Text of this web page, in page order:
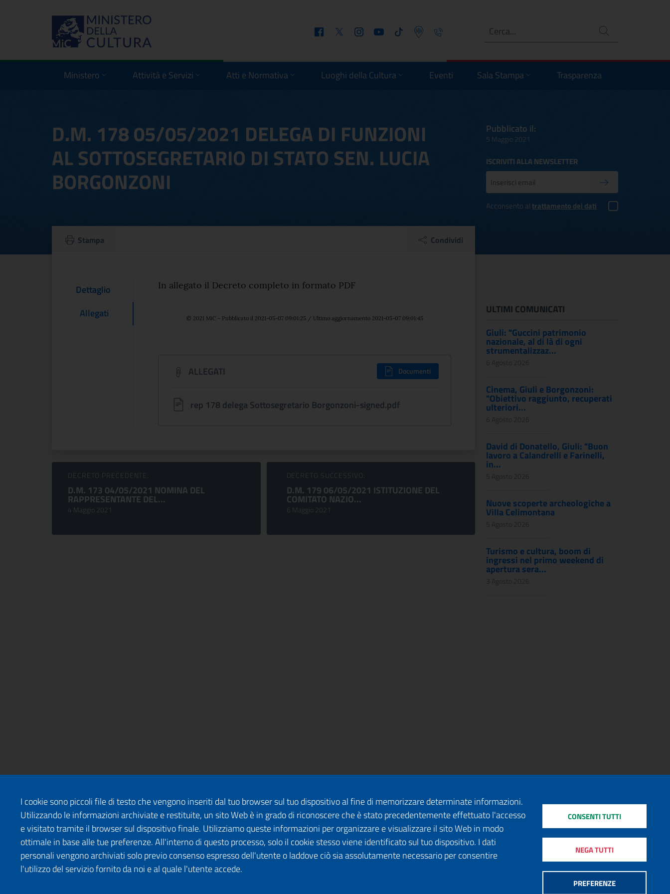
FacebookTwitter InstagramYoutube Tiktok Podcast Telefono Ricerca
Ministero Attività e Servizi Atti e Normativa Luoghi della Cultura Eventi Sala Stampa Trasparenza
D.M. 178 05/05/2021 DELEGA DI FUNZIONI
AL SOTTOSEGRETARIO DI STATO SEN. LUCIA
BORGONZONI
Pubblicato il:
5 Maggio 2021
ISCRIVITI ALLA NEWSLETTER
Conferma iscrizione
Acconsento altrattamento dei dati
D.M. 178 05/05/2021 DELEGA DI FUNZIONI AL
Stampa Condividi
Contenuto Del
Dettaglio
Allegati
Testo del comunicato
In allegato il Decreto completo in formato PDF
© 2021 MiC - Pubblicato il 2021-05-07 09:01:25 / Ultimo aggiornamento 2021-05-07 09:01:45
ALLEGATI Documenti
rep 178 delega Sottosegretario Borgonzoni-signed.pdf
Sfoglia comunicati
DECRETO PRECEDENTE:
D.M. 173 04/05/2021 NOMINA DEL
RAPPRESENTANTE DEL...
4 Maggio 2021
DECRETO SUCCESSIVO:
D.M. 179 06/05/2021 ISTITUZIONE DEL
COMITATO NAZIO...
6 Maggio 2021
ULTIMI COMUNICATI
Giuli: "Guccini patrimonio
nazionale, al di là di ogni
strumentalizzaz...
6 Agosto 2026
Cinema, Giuli e Borgonzoni:
"Obiettivo raggiunto, recuperati
ulteriori...
6 Agosto 2026
David di Donatello, Giuli: "Buon
lavoro a Calandrelli e Farinelli,
in...
5 Agosto 2026
Nuove scoperte archeologiche a
Villa Celimontana
5 Agosto 2026
Turismo e cultura, boom di
ingressi nel primo weekend di
apertura sera...
3 Agosto 2026
I cookie sono piccoli file di testo che vengono inseriti dal tuo browser sul tuo dispositivo al fine di memorizzare determinate informazioni.
Utilizzando le informazioni archiviate e restituite, un sito Web è in grado di riconoscere che è stato precedentemente effettuato l'accesso
e visitato tramite il browser sul dispositivo finale. Utilizziamo queste informazioni per organizzare e visualizzare il sito Web in modo
ottimale in base alle tue preferenze. All'interno di questo processo, solo il cookie stesso viene identificato sul tuo dispositivo. I dati
personali vengono archiviati solo previo consenso espresso dell'utente o laddove ciò sia assolutamente necessario per consentire
l'utilizzo del servizio fornito da noi e al quale l'utente accede.
PREFERENZE
NEGA TUTTI
CONSENTI TUTTI